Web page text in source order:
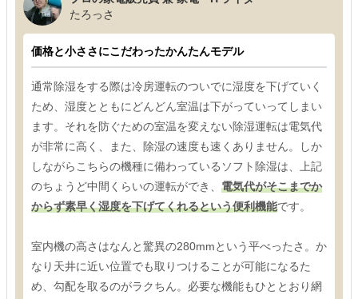
たろっさ
価格と小ささにこだわったかんたんモデル
通常除湿をする際は冷房運転のついでに湿度を下げていく
ため、湿度とともにどんどん室温は下がっていってしまい
ます。それを防ぐための室温を変えない除湿運転は電気代
が非常に高く、また、除湿の速度も速くありません。しか
しながらこちらの機種に備わっているソフト除湿は、上記
のちょうど中間くらいの運転ができ、 電気代がそこまでか
からず素早く湿度を下げてくれるという便利機能です。
室内機の高さはなんと驚異の280mmという平べったさ。か
なり天井に近い位置でも取りつけることが可能になるた
め、勾配を取るのがラクちん。必要な機能もひととおり網